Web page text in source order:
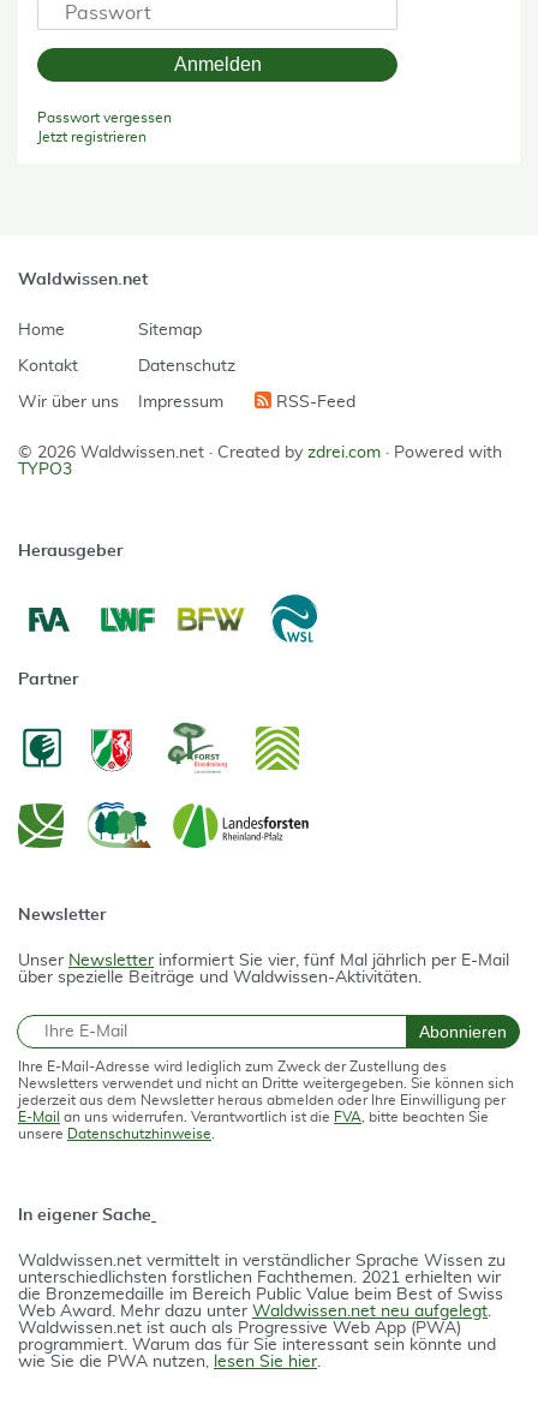
Anmelden
Passwort vergessen
Jetzt registrieren
Waldwissen.net
Home
Kontakt
Wir über uns
Sitemap
Datenschutz
Impressum RSS-Feed
© 2026 Waldwissen.net · Created by zdrei.com · Powered with
TYPO3
Herausgeber
Partner
Newsletter
Unser Newsletter informiert Sie vier, fünf Mal jährlich per E-Mail
über spezielle Beiträge und Waldwissen-Aktivitäten.
E-Mail Abonnieren
Ihre E-Mail-Adresse wird lediglich zum Zweck der Zustellung des
Newsletters verwendet und nicht an Dritte weitergegeben. Sie können sich
jederzeit aus dem Newsletter heraus abmelden oder Ihre Einwilligung per
E-Mail an uns widerrufen. Verantwortlich ist die FVA , bitte beachten Sie
unsere Datenschutzhinweise
In eigener Sache
Waldwissen.net vermittelt in verständlicher Spra­che Wissen zu
unterschiedlichsten forstlichen Fach­themen. 2021 erhielten wir
die Bron­ze­medail­le im Bereich Public Value beim Best of Swiss
Web Award. Mehr dazu unter Waldwissen.net neu aufgelegt.
Waldwissen.net ist auch als Progres­si­ve Web App (PWA)
programmiert. Warum das für Sie interessant sein könnte und
wie Sie die PWA nutzen, lesen Sie hier.